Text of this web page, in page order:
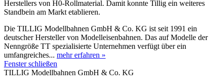
Herstellers von H0-Rollmaterial. Damit konnte Tillig ein weiteres
Standbein am Markt etablieren.
Die TILLIG Modellbahnen GmbH & Co. KG ist seit 1991 ein
deutscher Hersteller von Modelleisenbahnen. Das auf Modelle der
Nenngröße TT spezialisierte Unternehmen verfügt über ein
umfangreiches... mehr erfahren »
Fenster schließen
TILLIG Modellbahnen GmbH & Co. KG